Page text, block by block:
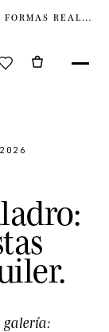
COLGAR ARTE SIN TALADRO: TRES FORMAS REALISTAS PARA PISOS DE ALQUILER
ladro:
tas
iler.
galería: